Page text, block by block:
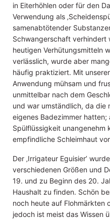
in Eiterhöhlen oder für den
Verwendung als
samenabtötender
Schwangerschaft verhindert
heutigen Verhütungsmitteln
verlässlich, wurde aber
häufig praktiziert. Mit
Anwendung mühsam und
unmittelbar nach dem
und war umständlich, da die
eigenes Badezimmer
Spülflüssigkeit
empfindliche Schleimhaut
Der ‚Irrigateur Eguisier’
verschiedenen Größen und
19. und zu Beginn des 20.
Haushalt zu finden. Schön
noch heute auf Flohmärkten
jedoch ist meist das Wissen